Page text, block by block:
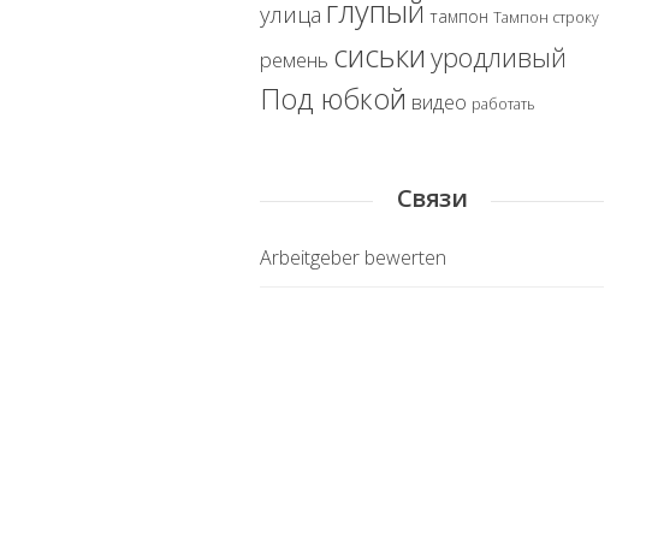
улица глупый тампон Тампон строку
ремень сиськи уродливый
Под юбкой видео работать
Связи
Arbeitgeber bewerten